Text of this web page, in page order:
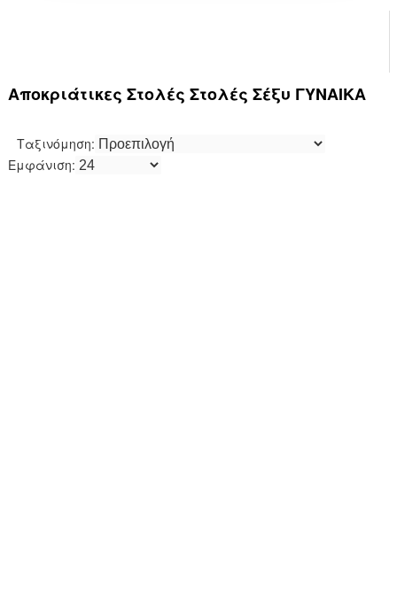
Αποκριάτικες Στολές Στολές Σέξυ ΓΥΝΑΙΚΑ
Ταξινόμηση:
Εμφάνιση: